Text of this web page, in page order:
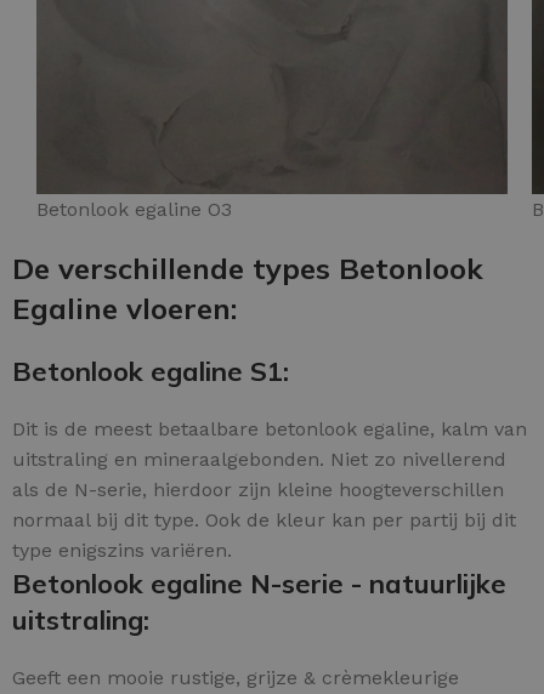
Betonlook egaline O3
De verschillende types Betonlook
Egaline vloeren:
Betonlook egaline S1:
Dit is de meest betaalbare betonlook egaline, kalm van
uitstraling en mineraalgebonden. Niet zo nivellerend
als de N-serie, hierdoor zijn kleine hoogteverschillen
normaal bij dit type. Ook de kleur kan per partij bij dit
type enigszins variëren.
Betonlook egaline N-serie - natuurlijke
uitstraling:
Geeft een mooie rustige, grijze & crèmekleurige